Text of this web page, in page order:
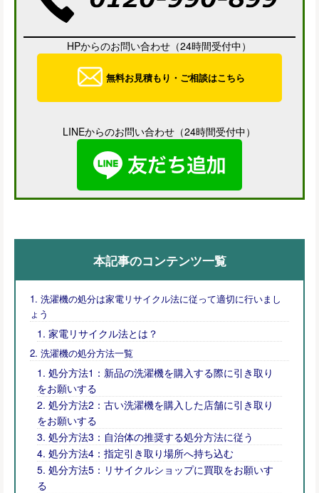
HPからのお問い合わせ（24時間受付中）
無料お見積もり・ご相談はこちら
LINEからのお問い合わせ（24時間受付中）
本記事のコンテンツ一覧
洗濯機の処分は家電リサイクル法に従って適切に行いまし
ょう
家電リサイクル法とは？
洗濯機の処分方法一覧
処分方法1：新品の洗濯機を購入する際に引き取り
をお願いする
処分方法2：古い洗濯機を購入した店舗に引き取り
をお願いする
処分方法3：自治体の推奨する処分方法に従う
処分方法4：指定引き取り場所へ持ち込む
処分方法5：リサイクルショップに買取をお願いす
る